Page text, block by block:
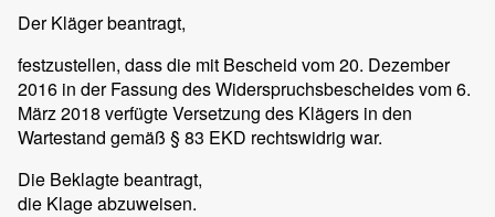
Der Kläger beantragt,
festzustellen, dass die mit Bescheid vom 20. Dezember
2016 in der Fassung des Widerspruchsbescheides vom 6.
März 2018 verfügte Versetzung des Klägers in den
Wartestand gemäß § 83 EKD rechtswidrig war.
Die Beklagte beantragt,
die Klage abzuweisen.